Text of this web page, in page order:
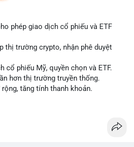
phép giao dịch cổ phiếu và ETF
thị trường crypto, nhận phê duyệt
cổ phiếu Mỹ, quyền chọn và ETF.
hơn thị trường truyền thống.
tăng tính thanh khoản.